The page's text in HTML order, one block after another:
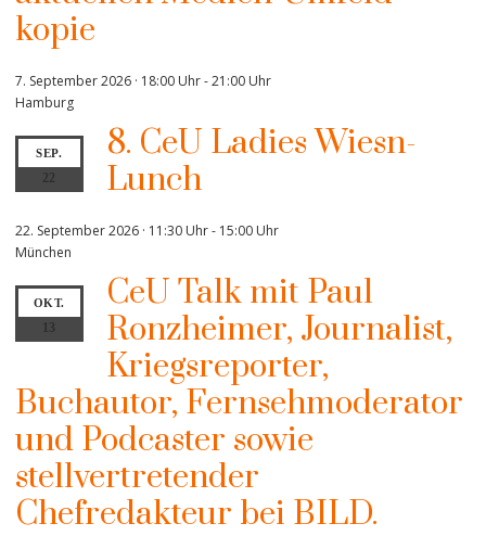
kopie
7. September 2026 · 18:00 Uhr-21:00 Uhr
Hamburg
SEP.
22
8. CeU Ladies Wiesn-
Lunch
22. September 2026 · 11:30 Uhr- 15:00 Uhr
München
OKT.
13
CeU Talk mit Paul
Ronzheimer, Journalist,
Kriegsreporter,
Buchautor, Fernsehmoderator
und Podcaster sowie
stellvertretender
Chefredakteur bei BILD.